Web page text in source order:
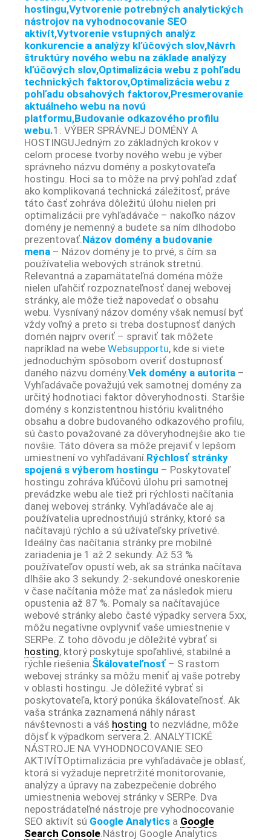
hostingu,Vytvorenie potrebných analytických
nástrojov na vyhodnocovanie SEO
aktivít,Vytvorenie vstupných analýz
konkurencie a analýzy kľúčových slov,Návrh
štruktúry nového webu na základe analýzy
kľúčových slov,Optimalizácia webu z pohľadu
technických faktorov,Optimalizácia webu z
pohľadu obsahových faktorov,Presmerovanie
aktuálneho webu na novú
platformu,Budovanie odkazového profilu
webu.1. VÝBER SPRÁVNEJ DOMÉNY A
HOSTINGUJedným zo základných krokov v
celom procese tvorby nového webu je výber
správneho názvu domény a poskytovateľa
hostingu. Hoci sa to môže na prvý pohľad zdať
ako komplikovaná technická záležitosť, práve
táto časť zohráva dôležitú úlohu nielen pri
optimalizácii pre vyhľadávače – nakoľko názov
domény je nemenný a budete sa ním dlhodobo
prezentovať. Názov domény a budovanie
mena – Názov domény je to prvé, s čím sa
používatelia webových stránok stretnú.
Relevantná a zapamätateľná doména môže
nielen uľahčiť rozpoznateľnosť danej webovej
stránky, ale môže tiež napovedať o obsahu
webu. Vysnívaný názov domény však nemusí byť
vždy voľný a preto si treba dostupnosť daných
domén najprv overiť – spraviť tak môžete
napríklad na webeWebsupportu, kde si viete
jednoduchým spôsobom overiť dostupnosť
daného názvu domény.Vek domény a autorita –
Vyhľadávače považujú vek samotnej domény za
určitý hodnotiaci faktor dôveryhodnosti. Staršie
domény s konzistentnou históriu kvalitného
obsahu a dobre budovaného odkazového profilu,
sú často považované za dôveryhodnejšie ako tie
novšie. Táto dôvera sa môže prejaviť v lepšom
umiestnení vo vyhľadávaní. Rýchlosť stránky
spojená s výberom hostingu – Poskytovateľ
hostingu zohráva kľúčovú úlohu pri samotnej
prevádzke webu ale tiež pri rýchlosti načítania
danej webovej stránky. Vyhľadávače ale aj
používatelia uprednostňujú stránky, ktoré sa
načítavajú rýchlo a sú užívateľsky prívetivé.
Ideálny čas načítania stránky pre mobilné
zariadenia je 1 až 2 sekundy. Až 53 %
používateľov opustí web, ak sa stránka načítava
dlhšie ako 3 sekundy. 2-sekundové oneskorenie
v čase načítania môže mať za následok mieru
opustenia až 87 %. Pomaly sa načítavajúce
webové stránky alebo časté výpadky servera 5xx,
môžu negatívne ovplyvniť vaše umiestnenie v
SERPe. Z toho dôvodu je dôležité vybrať si
hosting, ktorý poskytuje spoľahlivé, stabilné a
rýchle riešenia. Škálovateľnosť– S rastom
webovej stránky sa môžu meniť aj vaše potreby
v oblasti hostingu. Je dôležité vybrať si
poskytovateľa, ktorý ponúka škálovateľnosť. Ak
vaša stránka zaznamená náhly nárast
návštevnosti a váš hosting to nezvládne, môže
dôjsť k výpadkom servera. 2. ANALYTICKÉ
NÁSTROJE NA VYHODNOCOVANIE SEO
AKTIVÍTOptimalizácia pre vyhľadávače je oblasť,
ktorá si vyžaduje nepretržité monitorovanie,
analýzy a úpravy na zabezpečenie dobrého
umiestnenia webovej stránky v SERPe. Dva
nepostrádateľné nástroje pre vyhodnocovanie
SEO aktivít sú Google Analytics a Google
Search Console Nástroj Google Analytics